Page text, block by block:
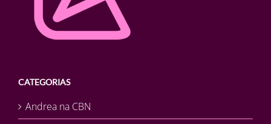
CATEGORIAS
Andrea na CBN